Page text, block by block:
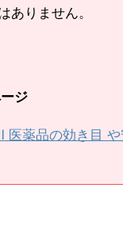
ありません。
ジ
医薬品の効き目